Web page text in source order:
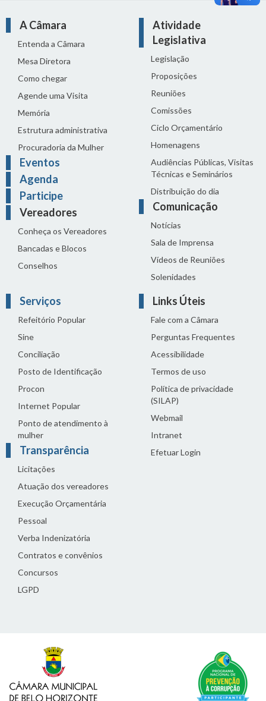
A Câmara
Entenda a Câmara
Mesa Diretora
Como chegar
Agende uma Visita
Memória
Estrutura administrativa
Procuradoria da Mulher
Eventos
Agenda
Participe
Vereadores
Conheça os Vereadores
Bancadas e Blocos
Conselhos
Atividade
Legislativa
Legislação
Proposições
Reuniões
Comissões
Ciclo Orçamentário
Homenagens
Audiências Públicas, Visitas
Técnicas e Seminários
Distribuição do dia
Comunicação
Notícias
Sala de Imprensa
Vídeos de Reuniões
Solenidades
Serviços
Refeitório Popular
Sine
Conciliação
Posto de Identificação
Procon
Internet Popular
Ponto de atendimento à
mulher
Transparência
Licitações
Atuação dos vereadores
Execução Orçamentária
Pessoal
Verba Indenizatória
Contratos e convênios
Concursos
LGPD
Links Úteis
Fale com a Câmara
Perguntas Frequentes
Acessibilidade
Termos de uso
Política de privacidade
(SILAP)
Webmail
Intranet
Efetuar Login